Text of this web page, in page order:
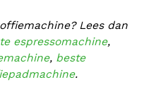
Lees dan
espressomachine,
, beste
.